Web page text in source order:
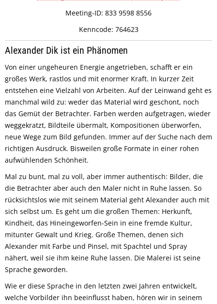
Meeting-ID: 833 9598 8556
Kenncode: 764623
Alexander Dik ist ein Phänomen
Von einer ungeheuren Energie angetrieben, schafft er ein
großes Werk, rastlos und mit enormer Kraft. In kurzer Zeit
entstehen eine Vielzahl von Arbeiten. Auf der Leinwand geht es
manchmal wild zu: weder das Material wird geschont, noch
das Gemüt der Betrachter. Farben werden aufgetragen, wieder
weggekratzt, Bildteile übermalt, Kompositionen überworfen,
neue Wege zum Bild gefunden. Immer auf der Suche nach dem
richtigen Ausdruck. Bisweilen große Formate in einer rohen
aufwühlenden Schönheit.
Mal zu bunt, mal zu voll, aber immer authentisch: Bilder, die
die Betrachter aber auch den Maler nicht in Ruhe lassen. So
rücksichtslos wie mit seinem Material geht Alexander auch mit
sich selbst um. Es geht um die großen Themen: Herkunft,
Kindheit, das Hineingeworfen-Sein in eine fremde Kultur,
mitunter Gewalt und Krieg. Große Themen, denen sich
Alexander mit Farbe und Pinsel, mit Spachtel und Spray
nähert, weil sie ihm keine Ruhe lassen. Die Malerei ist seine
Sprache geworden.
Wie er diese Sprache in den letzten zwei Jahren entwickelt,
welche Vorbilder ihn beeinflusst haben, hören wir in seinem